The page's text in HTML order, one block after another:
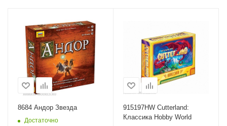
8684 Андор Звезда
Достаточно
915197HW Cutterland:
Классика Hobby World